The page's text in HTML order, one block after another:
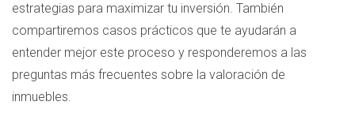
estrategias para maximizar tu inversión. También
compartiremos casos prácticos que te ayudarán a
entender mejor este proceso y responderemos a las
preguntas más frecuentes sobre la valoración de
inmuebles.